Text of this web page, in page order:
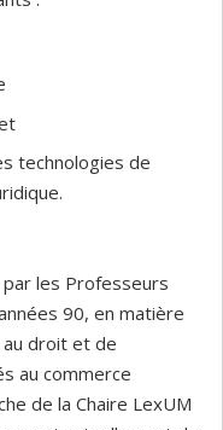
technologies de
les Professeurs
90, en matière
au droit et de
au commerce
de la Chaire LexUM